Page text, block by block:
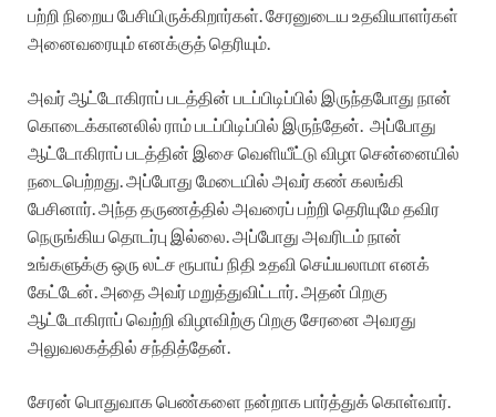
பற்றி நிறைய பேசியிருக்கிறார்கள். சேரனுடைய உதவியாளர்கள்
அனைவரையும் எனக்குத் தெரியும்.
அவர் ஆட்டோகிராப் படத்தின் படப்பிடிப்பில் இருந்தபோது நான்
கொடைக்கானலில் ராம் படப்பிடிப்பில் இருந்தேன். அப்போது
ஆட்டோகிராப் படத்தின் இசை வெளியீட்டு விழா சென்னையில்
நடைபெற்றது. அப்போது மேடையில் அவர் கண் கலங்கி
பேசினார். அந்த தருணத்தில் அவரைப் பற்றி தெரியுமே தவிர
நெருங்கிய தொடர்பு இல்லை. அப்போது அவரிடம் நான்
உங்களுக்கு ஒரு லட்ச ரூபாய் நிதி உதவி செய்யலாமா எனக்
கேட்டேன். அதை அவர் மறுத்துவிட்டார். அதன் பிறகு
ஆட்டோகிராப் வெற்றி விழாவிற்கு பிறகு சேரனை அவரது
அலுவலகத்தில் சந்தித்தேன்.
சேரன் பொதுவாக பெண்களை நன்றாக பார்த்துக் கொள்வார்.